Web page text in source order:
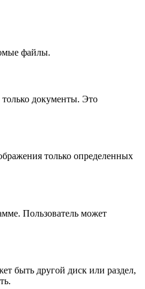
файлы.
документы. Это
только определенных
Пользователь может
быть другой диск или раздел,